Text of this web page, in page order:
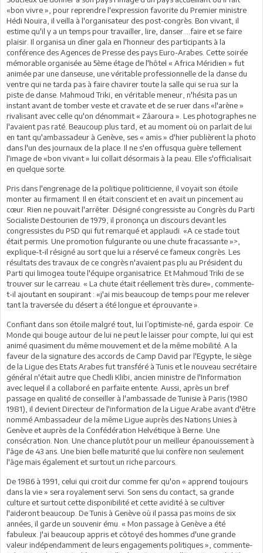
«bon vivre », pour reprendre l'expression favorite du Premier ministre
Hédi Nouira, il veilla à l'organisateur des post-congrès. Bon vivant, il
estime qu'il y a un temps pour travailler, lire, danser....faire et se faire
plaisir. Il organisa un dîner gala en l'honneur des participants à la
conférence des Agences de Presse des pays Euro-Arabes. Cette soirée
mémorable organisée au 5ème étage de l'hôtel « Africa Méridien » fut
animée par une danseuse, une véritable professionnelle de la danse du
ventre qui ne tarda pas à faire chavirer toute la salle qui se rua sur la
piste de danse. Mahmoud Triki, en véritable meneur, n'hésita pas un
instant avant de tomber veste et cravate et de se ruer dans «l'arène »
rivalisant avec celle qu'on dénommait « Zâaroura ». Les photographes ne
l'avaient pas raté. Beaucoup plus tard, et au moment où on parlait de lui
en tant qu'ambassadeur à Genève, ses « amis » d'hier publièrent la photo
dans l'un des journaux de la place. Il ne s'en offusqua guère tellement
l'image de «bon vivant » lui collait désormais à la peau. Elle s'officialisait
en quelque sorte.
Pris dans l'engrenage de la politique politicienne, il voyait son étoile
monter au firmament. Il en était conscient et en avait un pincement au
cœur. Rien ne pouvait l'arrêter. Désigné congressiste au Congrès du Parti
Socialiste Destourien de 1979, il prononça un discours devant les
congressistes du PSD qui fut remarqué et applaudi. «A ce stade tout
était permis. Une promotion fulgurante ou une chute fracassante »>,
explique-t-il résigné au sort que lui a réservé ce fameux congrès. Les
résultats des travaux de ce congrès n'avaient pas plu au Président du
Parti qui limogea toute l'équipe organisatrice. Et Mahmoud Triki de se
trouver sur le carreau. « La chute était réellement très dure», commente-
t-il ajoutant en soupirant : «j'ai mis beaucoup de temps pour me relever
tant la traversée du désert a été longue et éprouvante ».
Confiant dans son étoile malgré tout, lui l’optimiste-né, garda espoir. Ce
Monde qui bouge autour de lui ne peut le laisser pour compte, lui qui est
animé quasiment du même mouvement et de la même mobilité. A la
faveur de la signature des accords de Camp David par l'Egypte, le siège
de la Ligue des Etats Arabes fut transféré à Tunis et le nouveau secrétaire
général n'était autre que Chedli Klibi, ancien ministre de l'Information
avec lequel il a collaboré en parfaite entente. Aussi, après un bref
passage en qualité de conseiller à l'ambassade de Tunisie à Paris (1980
1981), il devient Directeur de l'information de la Ligue Arabe avant d'être
nommé Ambassadeur de la même Ligue auprès des Nations Unies à
Genève et auprès de la Confédération Helvétique à Berne. Une
consécration. Non. Une chance plutôt pour un meilleur épanouissement à
l'âge de 43 ans. Une bien belle maturité que lui confère non seulement
l'âge mais également et surtout un riche parcours.
De 1986 à 1991, celui qui croit dur comme fer qu'on « apprend toujours
dans la vie » sera royalement servi. Son sens du contact, sa grande
culture et surtout cette disponibilité et cette avidité à se cultiver
l'aideront beaucoup. De Tunis à Genève où il passa pas moins de six
années, il garde un souvenir ému. « Mon passage à Genève a été
fabuleux. J'ai beaucoup appris et côtoyé des hommes d'une grande
valeur indépendamment de leurs engagements politiques », commente-